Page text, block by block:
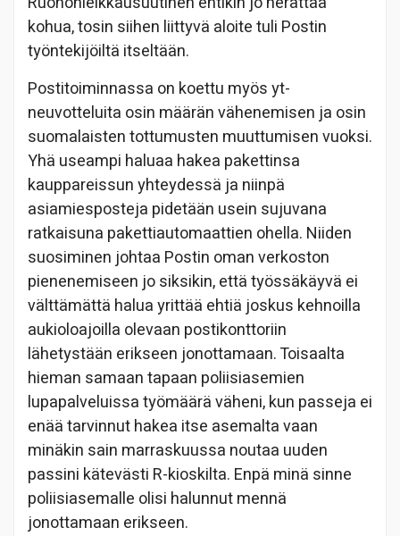
kohua, tosin siihen liittyvä aloite tuli Postin
työntekijöiltä itseltään.
Postitoiminnassa on koettu myös yt-
neuvotteluita osin määrän vähenemisen ja osin
suomalaisten tottumusten muuttumisen vuoksi.
Yhä useampi haluaa hakea pakettinsa
kauppareissun yhteydessä ja niinpä
asiamiesposteja pidetään usein sujuvana
ratkaisuna pakettiautomaattien ohella. Niiden
suosiminen johtaa Postin oman verkoston
pienenemiseen jo siksikin, että työssäkäyvä ei
välttämättä halua yrittää ehtiä joskus kehnoilla
aukioloajoilla olevaan postikonttoriin
lähetystään erikseen jonottamaan. Toisaalta
hieman samaan tapaan poliisiasemien
lupapalveluissa työmäärä väheni, kun passeja ei
enää tarvinnut hakea itse asemalta vaan
minäkin sain marraskuussa noutaa uuden
passini kätevästi R-kioskilta. Enpä minä sinne
poliisiasemalle olisi halunnut mennä
jonottamaan erikseen.